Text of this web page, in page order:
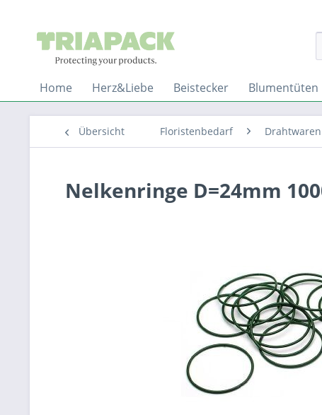
Home Herz&Liebe Beistecker Blumentüten
Übersicht Floristenbedarf Drahtwaren
Nelkenringe D=24mm